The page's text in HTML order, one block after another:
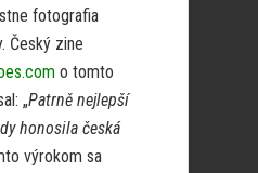
fotografia
Český zine
o tomto
„Patrně nejlepší
honosila česká
výrokom sa